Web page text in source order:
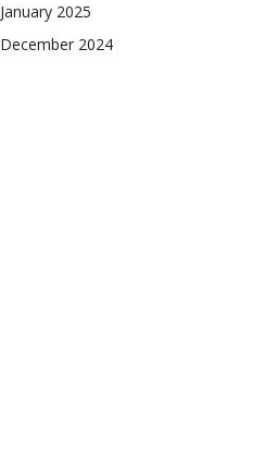
January 2025
December 2024